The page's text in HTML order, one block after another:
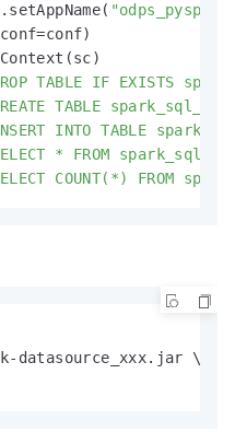
TABLE IF EXISTS
TABLE
INTO TABLE
* FROM
COUNT(*) FROM
datasource_xxx.jar \